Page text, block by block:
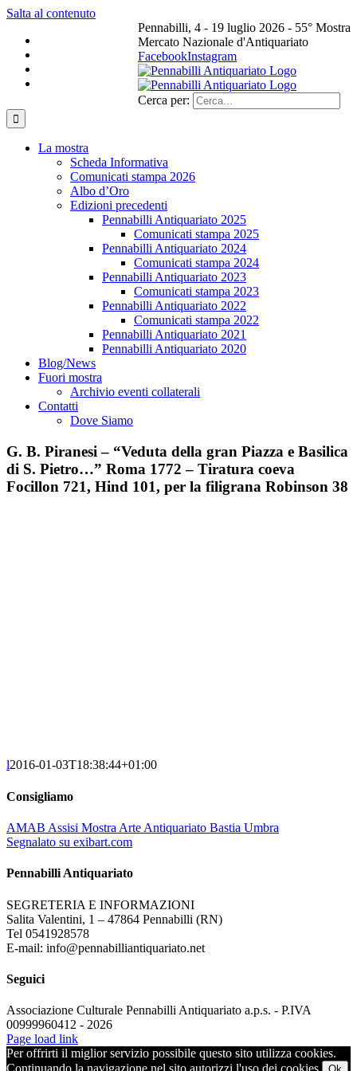
Salta al contenuto
Pennabilli, 4 - 19 luglio 2026 - 55° Mostra
Mercato Nazionale d'Antiquariato
FacebookInstagram
Cerca per:
La mostra
Scheda Informativa
Comunicati stampa 2026
Albo d’Oro
Edizioni precedenti
Pennabilli Antiquariato 2025
Comunicati stampa 2025
Pennabilli Antiquariato 2024
Comunicati stampa 2024
Pennabilli Antiquariato 2023
Comunicati stampa 2023
Pennabilli Antiquariato 2022
Comunicati stampa 2022
Pennabilli Antiquariato 2021
Pennabilli Antiquariato 2020
Blog/News
Fuori mostra
Archivio eventi collaterali
Contatti
Dove Siamo
G. B. Piranesi – “Veduta della gran Piazza e Basilica
di S. Pietro…” Roma 1772 – Tiratura coeva
Focillon 721, Hind 101, per la filigrana Robinson 38
l2016-01-03T18:38:44+01:00
Consigliamo
AMAB Assisi Mostra Arte Antiquariato Bastia Umbra
Segnalato su exibart.com
Pennabilli Antiquariato
SEGRETERIA E INFORMAZIONI
Salita Valentini, 1 – 47864 Pennabilli (RN)
Tel 0541928578
E-mail: info@pennabilliantiquariato.net
Seguici
Associazione Culturale Pennabilli Antiquariato a.p.s. - P.IVA
00999960412 - 2026
Page load link
Per offrirti il miglior servizio possibile questo sito utilizza cookies.
Continuando la navigazione nel sito autorizzi l'uso dei cookies.